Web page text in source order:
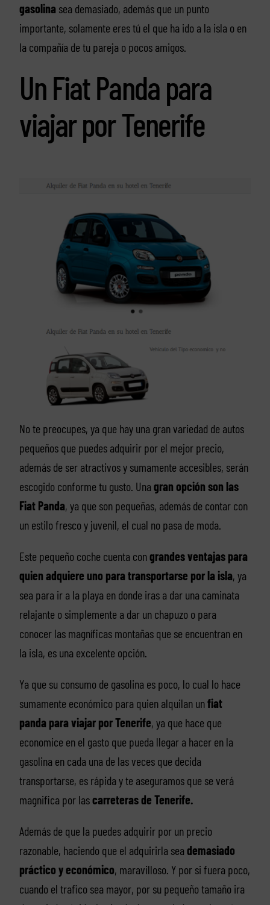
gasolina sea demasiado, además que un punto
importante, solamente eres tú el que ha ido a la isla o en
la compañía de tu pareja o pocos amigos.
Un Fiat Panda para
viajar por Tenerife
No te preocupes, ya que hay una gran variedad de autos
pequeños que puedes adquirir por el mejor precio,
además de ser atractivos y sumamente accesibles, serán
escogido conforme tu gusto. Una gran opción son las
Fiat Panda, ya que son pequeñas, además de contar con
un estilo fresco y juvenil, el cual no pasa de moda.
Este pequeño coche cuenta congrandes ventajas para
quien adquiere uno para transportarse por la isla, ya
sea para ir a la playa en donde iras a dar una caminata
relajante o simplemente a dar un chapuzo o para
conocer las magníficas montañas que se encuentran en
la isla, es una excelente opción.
Ya que su consumo de gasolina es poco, lo cual lo hace
sumamente económico para quien alquilan unfiat
panda para viajar por Tenerife, ya que hace que
economice en el gasto que pueda llegar a hacer en la
gasolina en cada una de las veces que decida
transportarse, es rápida y te aseguramos que se verá
magnifica por lascarreteras de Tenerife.
Además de que la puedes adquirir por un precio
razonable, haciendo que el adquirirla sea demasiado
práctico y económico, maravilloso. Y por si fuera poco,
cuando el trafico sea mayor, por su pequeño tamaño ira